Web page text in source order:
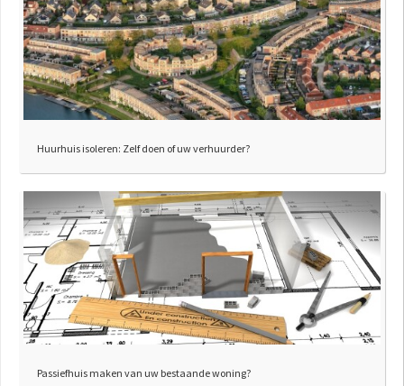
Huurhuis isoleren: Zelf doen of uw verhuurder?
Passiefhuis maken van uw bestaande woning?